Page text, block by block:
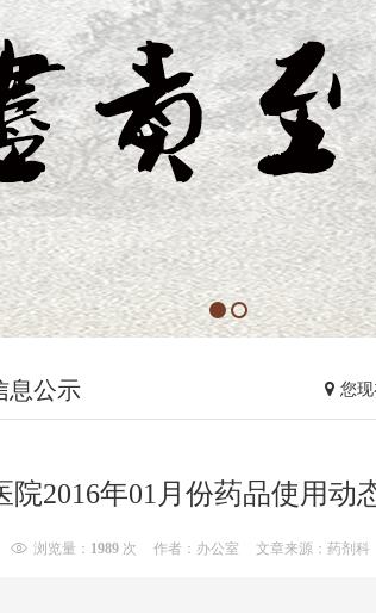
您
息公示
院2016年01月份药品使用动
浏览量： 1989 次 作者：办公室 文章来源：药剂科